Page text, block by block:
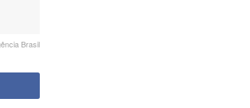
Brasil